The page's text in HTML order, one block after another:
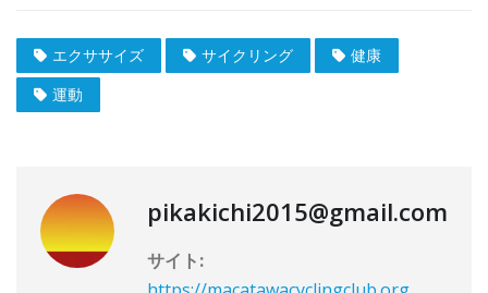
エクササイズ サイクリング
健康
運動
pikakichi2015@gmail.com
サイト: